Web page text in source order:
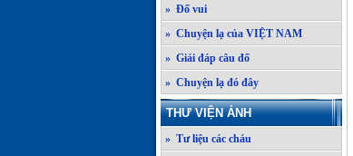
» Đố vui
» Chuyện lạ của VIỆT NAM
» Giải đáp câu đố
» Chuyện lạ đó đây
THƯ VIỆN ẢNH
» Tư liệu các cháu